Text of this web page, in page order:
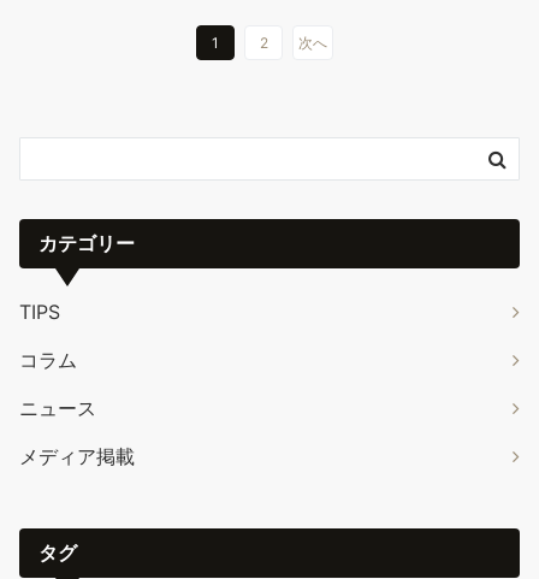
1 2 次へ
カテゴリー
TIPS
コラム
ニュース
メディア掲載
タグ